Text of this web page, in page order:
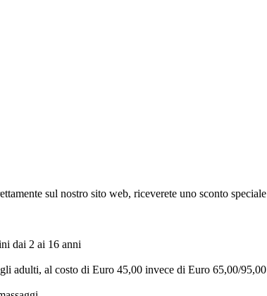
sul nostro sito web, riceverete uno sconto
dai 2 ai 16 anni
adulti, al costo di Euro 45,00 invece di Euro 65,00/95,00